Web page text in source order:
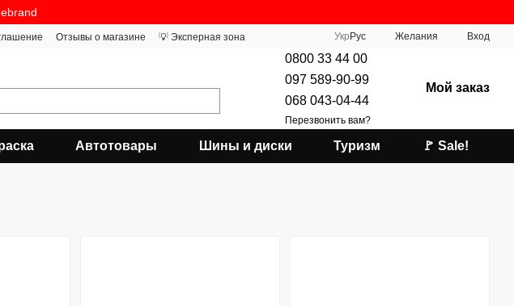
Отзывы о магазине 💡 Эксперная зона Укр Рус Желания Вход
0800 33 44 00
097 589-90-99
068 043-04-44
Перезвонить вам?
Мой заказ
Автотовары Шины и диски Туризм 🚩 Sale!